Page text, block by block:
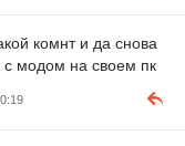
комнт и да снова
с модом на своем пк